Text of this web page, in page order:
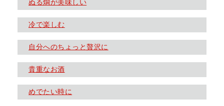
ぬる燗が美味しい
冷で楽しむ
自分へのちょっと贅沢に
貴重なお酒
めでたい時に